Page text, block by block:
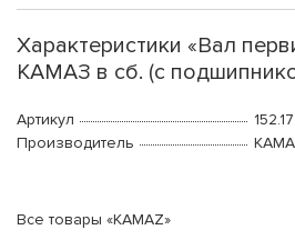
Характеристики «Вал
КАМАЗ в сб. (с
Артикул
Производитель
Все товары «KAMAZ»